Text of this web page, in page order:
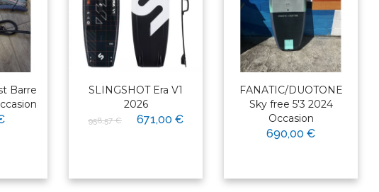
Barre
SLINGSHOT Era V1
2026
958,57 € 671,00 €
FANATIC/DUOTONE
Sky free 5'3 2024
Occasion
690,00 €